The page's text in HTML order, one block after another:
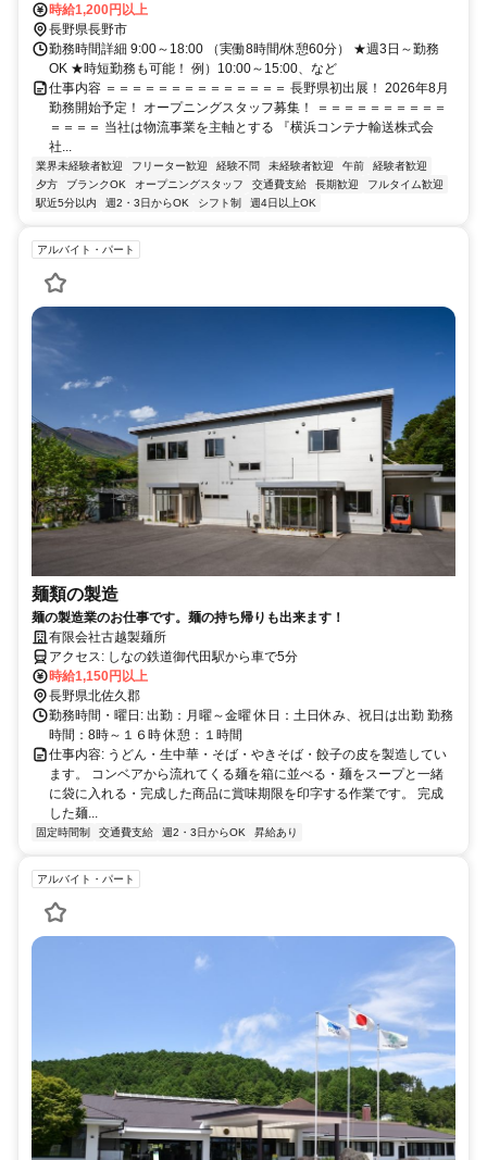
ラクラク
時給1,200円以上
長野県長野市
勤務時間詳細 9:00～18:00 （実働8時間/休憩60分） ★週3日～勤務
OK ★時短勤務も可能！ 例）10:00～15:00、など
仕事内容 ＝＝＝＝＝＝＝＝＝＝＝＝＝＝ 長野県初出展！ 2026年8月
勤務開始予定！ オープニングスタッフ募集！ ＝＝＝＝＝＝＝＝＝＝
＝＝＝＝ 当社は物流事業を主軸とする 『横浜コンテナ輸送株式会
社...
業界未経験者歓迎 フリーター歓迎 経験不問 未経験者歓迎 午前
経験者歓迎
夕方
ブランクOK オープニングスタッフ 交通費支給 長期歓迎
フルタイム歓迎
駅近5分以内
週2・3日からOK シフト制 週4日以上OK
アルバイト・パート
麺類の製造
麺の製造業のお仕事です。麺の持ち帰りも出来ます！
有限会社古越製麺所
アクセス: しなの鉄道御代田駅から車で5分
時給1,150円以上
長野県北佐久郡
勤務時間・曜日: 出勤：月曜～金曜 休日：土日休み、祝日は出勤 勤務
時間：8時～１６時 休憩：１時間
仕事内容: うどん・生中華・そば・やきそば・餃子の皮を製造してい
ます。 コンベアから流れてくる麺を箱に並べる・麺をスープと一緒
に袋に入れる・完成した商品に賞味期限を印字する作業です。 完成
した麺...
固定時間制 交通費支給 週2・3日からOK 昇給あり
アルバイト・パート